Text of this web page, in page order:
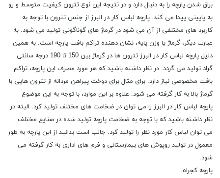
براق شدن پارچه را به دنبال دارد و در نتیجه این نوع تترون کیفیت متوسط و رو
به پایینی پیدا می کند. پارچه لباس کار در البرز از جنس تترون با توجه به
کاربرد های مختلفی از آن می شود در گرماژ های گوناگونی تولید می‌ شود. به
عبارت دیگر، گرماژ یا وزن پایه، نشان دهنده‌ تراکم بافت پارچه است. به همین
دلیل پارچه لباس کار در البرز تترون ها در گرماژ بین 150 تا 190 درجه سانتی
گراد تولید می‌ گردد. در نظر داشته باشید که هر مورد مصرف این پارچه، تراکم
بافت مخصوصی نیاز دارد. برای مثال برای دوخت پیراهن مردانه از تترون‌ هایی با
گرماژ بالا به کار گرفته می شود. علاوه بر این موارد، با توجه به این موضوع
پارچه لباس کار در البرز را می توان در ضخامت های مختلف تولید کرد. البته در
نظر داشته باشید که با توجه به ضخامت پارچه تولید شده در صنایع مختلف
می توان لباس کار مورد نظر را تولید کرد. جالب است بدانید از این پارچه به طور
معمول در تولید روپوش های بیمارستانی و فرم های اداری به کار گرفته می
شود.
پارچه کجراه: